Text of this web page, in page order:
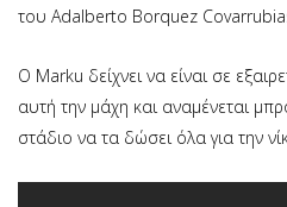
του Adalberto Borquez
Ο Marku δείχνει να είναι σε
αυτή την μάχη και αναμένεται
στάδιο να τα δώσει όλα για την